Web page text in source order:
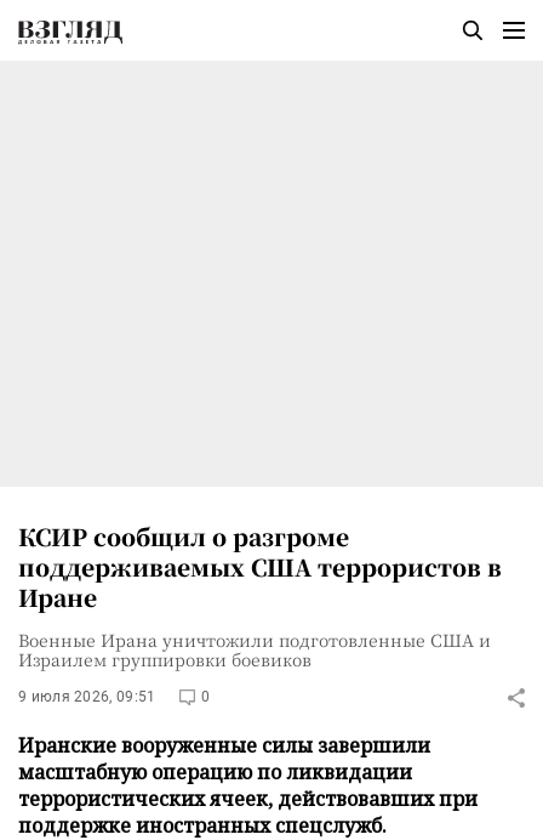
КСИР сообщил о разгроме
поддерживаемых США террористов в
Иране
Военные Ирана уничтожили подготовленные США и
Израилем группировки боевиков
9 июля 2026, 09:51 0
Иранские вооруженные силы завершили
масштабную операцию по ликвидации
террористических ячеек, действовавших при
поддержке иностранных спецслужб.